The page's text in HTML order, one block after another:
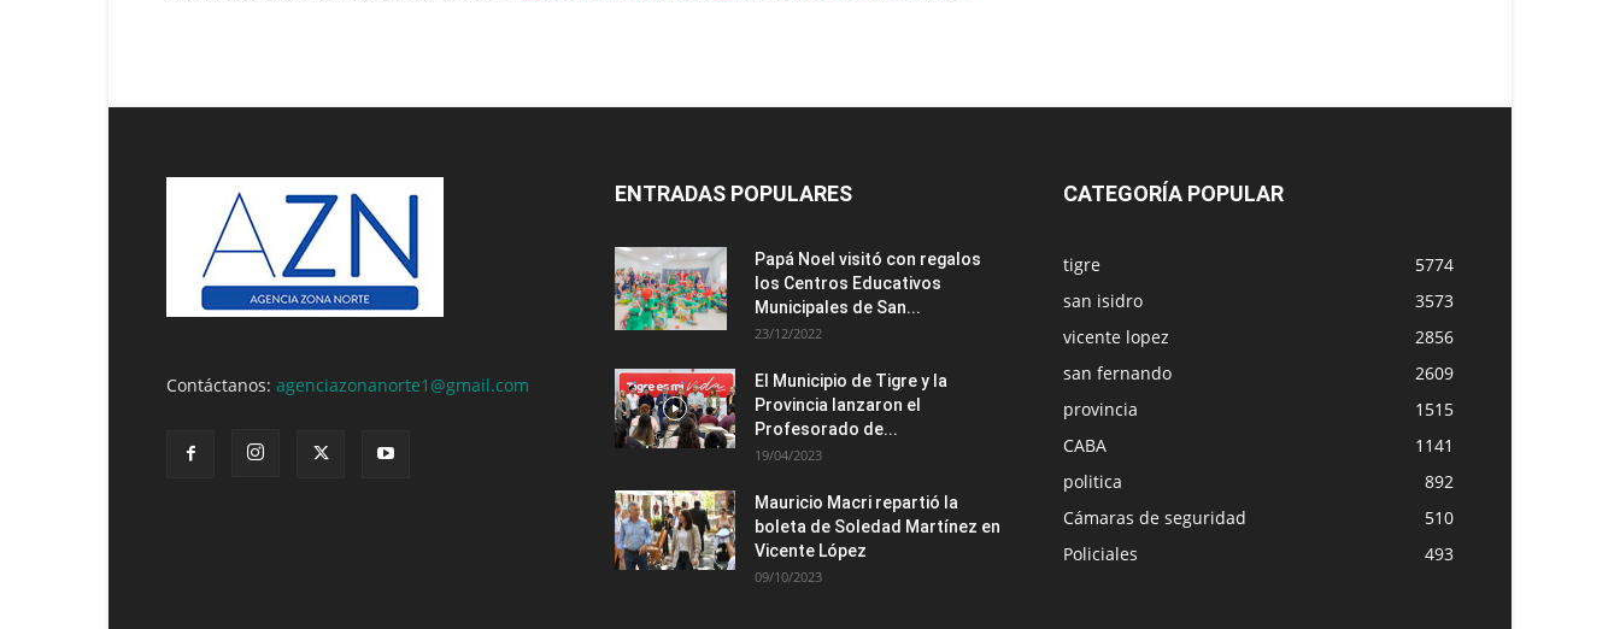
Contáctanos: agenciazonanorte1@gmail.com
ENTRADAS POPULARES
Papá Noel visitó con regalos
los Centros Educativos
Municipales de San...
23/12/2022
El Municipio de Tigre y la
Provincia lanzaron el
Profesorado de...
19/04/2023
Mauricio Macri repartió la
boleta de Soledad Martínez en
Vicente López
09/10/2023
CATEGORÍA POPULAR
tigre
5774
san isidro
3573
vicente lopez
2856
san fernando
2609
provincia
1515
CABA
1141
politica
892
Cámaras de seguridad
510
Policiales
493